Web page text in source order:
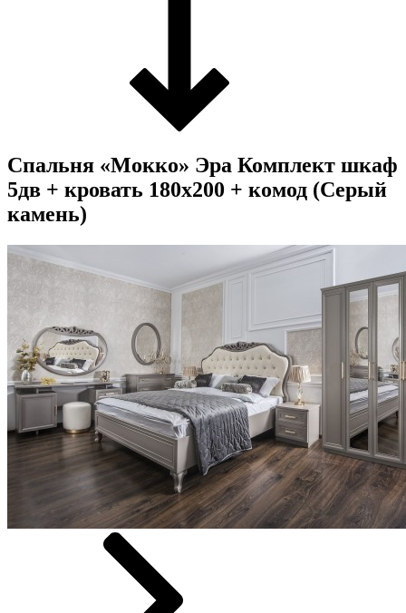
Спальня «Мокко» Эра Комплект шкаф
5дв + кровать 180х200 + комод (Серый
камень)